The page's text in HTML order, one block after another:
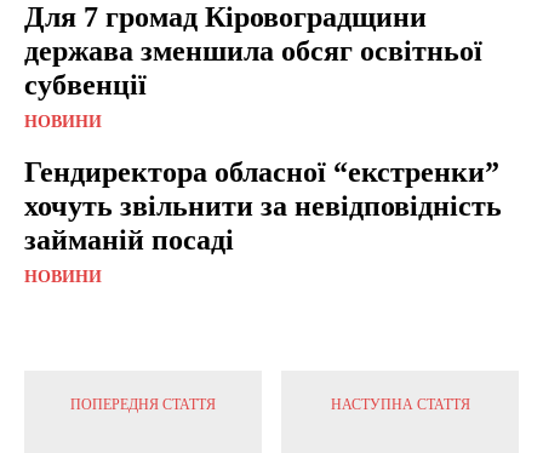
Для 7 громад Кіровоградщини
держава зменшила обсяг освітньої
субвенції
НОВИНИ
Гендиректора обласної “екстренки”
хочуть звільнити за невідповідність
займаній посаді
НОВИНИ
ПОПЕРЕДНЯ СТАТТЯ НАСТУПНА СТАТТЯ